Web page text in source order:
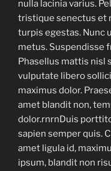
nulla lacinia varius.
tristique senectus et
turpis egestas. Nunc
metus. Suspendisse
Phasellus mattis nisl
vulputate libero
maximus dolor.
amet blandit non,
dolor.rnrnDuis
sapien semper quis.
amet ligula id,
ipsum, blandit non